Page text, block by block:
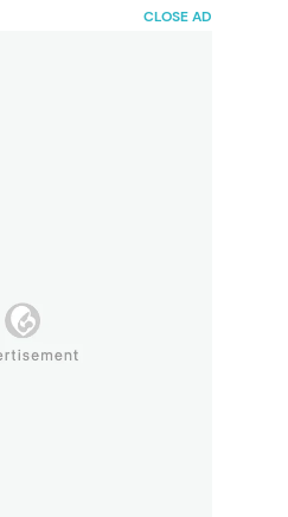
CLOSE AD